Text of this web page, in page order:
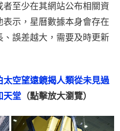
至少在其網站公布相關資
示，星曆數據本身會存在
誤差越大，需要及時更新
太空望遠鏡揭人類從未見過
天堂 （點擊放大瀏覽）